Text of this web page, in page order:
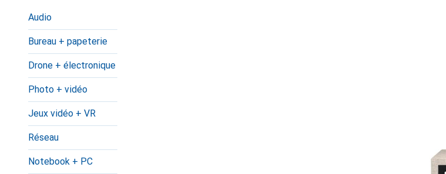
Audio
Bureau + papeterie
Drone + électronique
Photo + vidéo
Jeux vidéo + VR
Réseau
Notebook + PC